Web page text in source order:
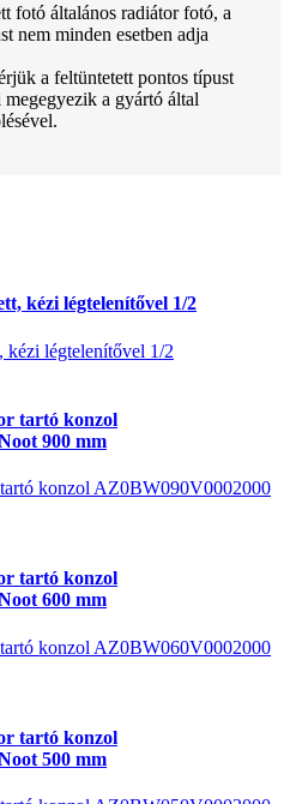
fotó általános radiátor fotó, a
nem minden esetben adja
a feltüntetett pontos típust
a gyártó által
kézi légtelenítővel 1/2
kézi légtelenítővel 1/2
tartó konzol
900 mm
konzol AZ0BW090V0002000
tartó konzol
600 mm
konzol AZ0BW060V0002000
tartó konzol
500 mm